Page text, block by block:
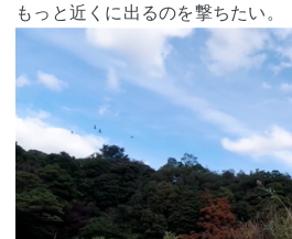
もっと近くに出るのを撃ちたい。